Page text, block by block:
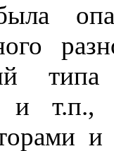
была
и т.п.,
и